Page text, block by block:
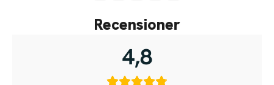
Recensioner
4,8